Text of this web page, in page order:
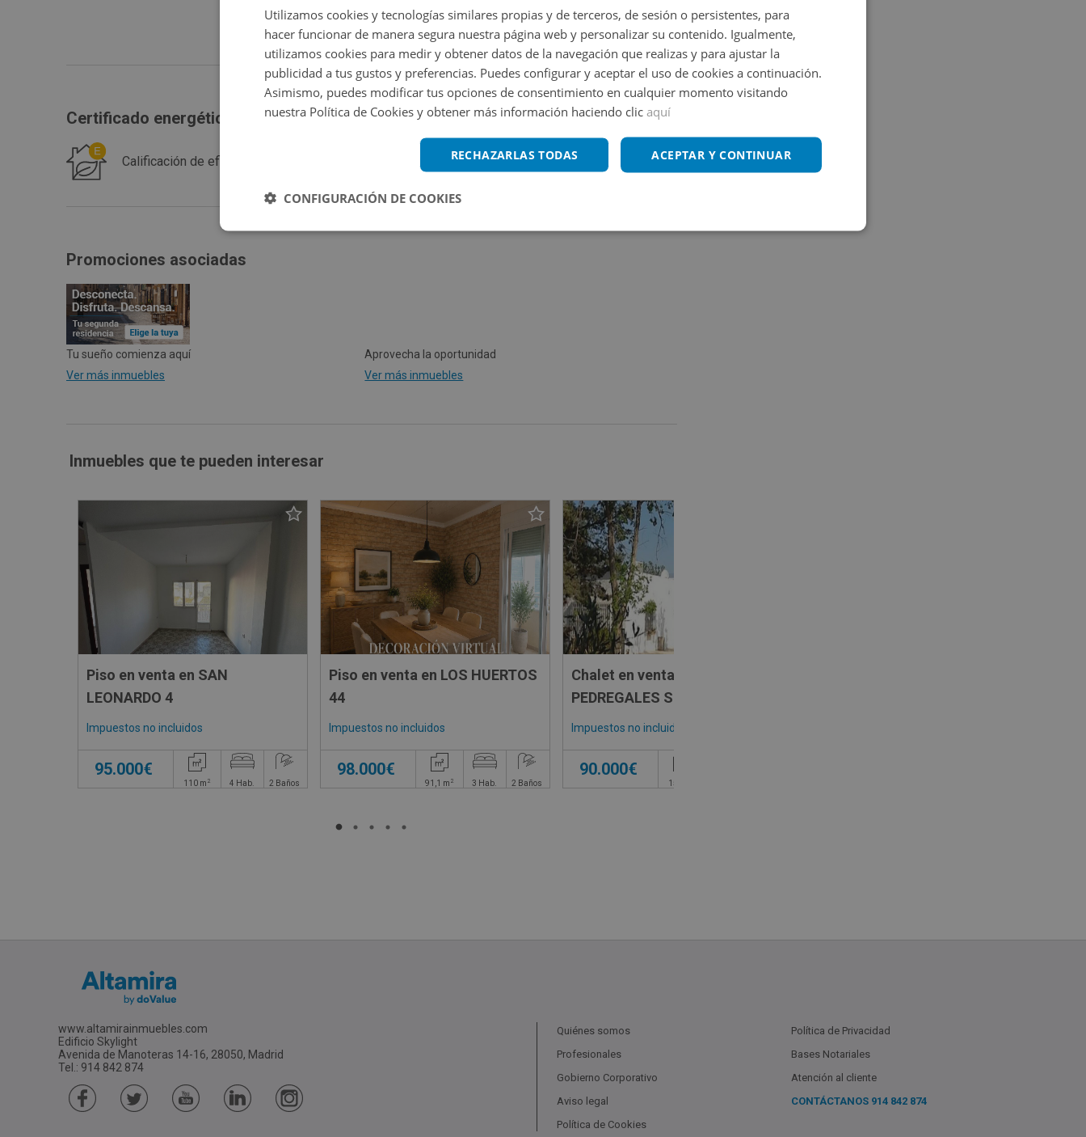
Ver en mapa
Certificado energético
Calificación de eficiencia energética de vivienda terminado según RD 390/2021 de 1 de junio.
Promociones asociadas
Tu sueño comienza aquí
Ver más inmuebles
Aprovecha la oportunidad
Ver más inmuebles
Inmuebles que te pueden interesar
Piso en venta en SAN
LEONARDO 4
Impuestos no incluidos
95.000€
110 m 2 4 Hab. 2 Baños
Piso en venta en LOS HUERTOS
44
Impuestos no incluidos
98.000€
91,1 m 2 3 Hab. 2 Baños
Chalet en venta en
PEDREGALES SN
Impuestos no incluidos
90.000€
159
www.altamirainmuebles.com
Edificio Skylight
Avenida de Manoteras 14-16, 28050, Madrid
Tel.: 914 842 874
Quiénes somos
Profesionales
Gobierno Corporativo
Aviso legal
Política de Cookies
Política de Privacidad
Bases Notariales
Atención al cliente
CONTÁCTANOS 914 842 874
Utilizamos cookies y tecnologías similares propias y de terceros, de sesión o persistentes, para
hacer funcionar de manera segura nuestra página web y personalizar su contenido. Igualmente,
utilizamos cookies para medir y obtener datos de la navegación que realizas y para ajustar la
publicidad a tus gustos y preferencias. Puedes configurar y aceptar el uso de cookies a continuación.
Asimismo, puedes modificar tus opciones de consentimiento en cualquier momento visitando
nuestra Política de Cookies y obtener más información haciendo clic aquí
ACEPTAR Y CONTINUAR
RECHAZARLAS TODAS
CONFIGURACIÓN DE COOKIES